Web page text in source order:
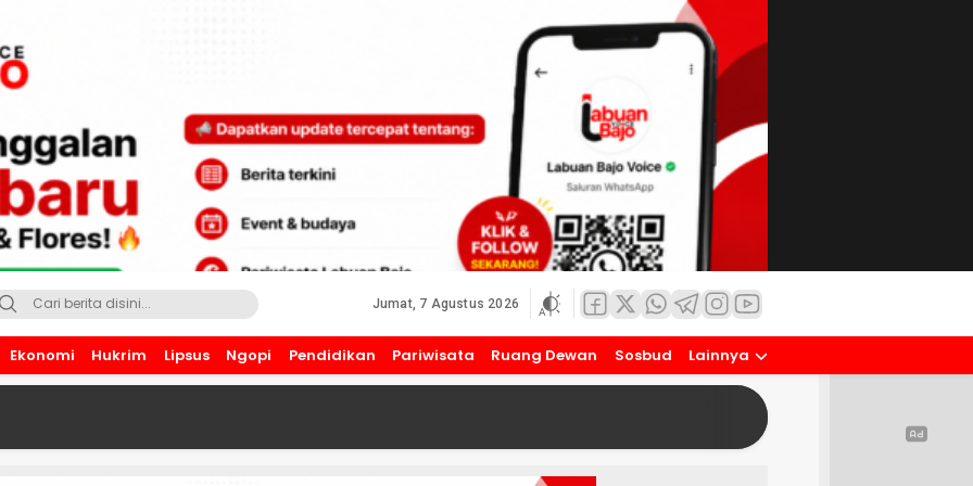
Jumat, 7 Agustus 2026
Ekonomi Hukrim Lipsus Ngopi Pendidikan Pariwisata Ruang Dewan Sosbud Lainnya